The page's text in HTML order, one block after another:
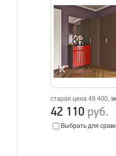
старая цена 49 400,
42 110 руб.
Выбрать для